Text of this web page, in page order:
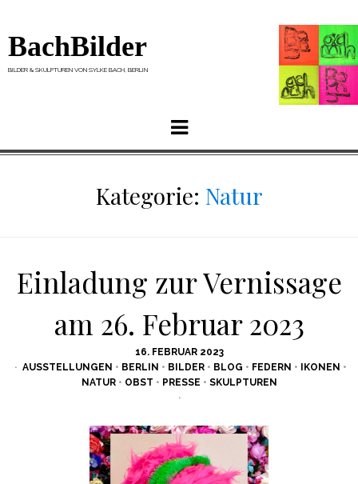
BachBilder
BILDER & SKULPTUREN VON SYLKE BACH, BERLIN
Menu
Kategorie: Natur
Einladung zur Vernissage
am 26. Februar 2023
POSTED
ON
16. FEBRUAR 2023
AUSSTELLUNGEN • BERLIN • BILDER • BLOG • FEDERN • IKONEN •
NATUR• OBST • PRESSE • SKULPTUREN